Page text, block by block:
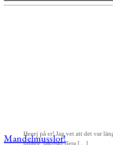
Heeej på er! Jag vet att det var
inlägg, faktiskt flera […]
Mandelmusslor!